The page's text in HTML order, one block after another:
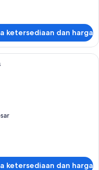
ketersediaan dan harga
Premier, 4 Bedrooms |
ketersediaan dan harga